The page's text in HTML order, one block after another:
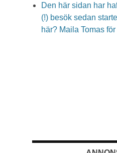
Den här sidan har
(!) besök sedan
här? Maila Tomas